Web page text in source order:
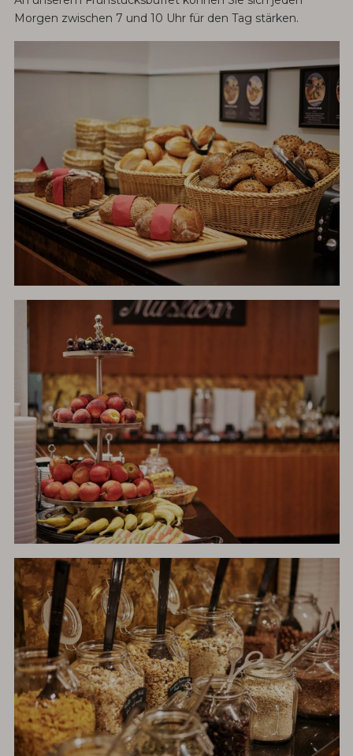
Morgen zwischen 7 und 10 Uhr für den Tag stärken.